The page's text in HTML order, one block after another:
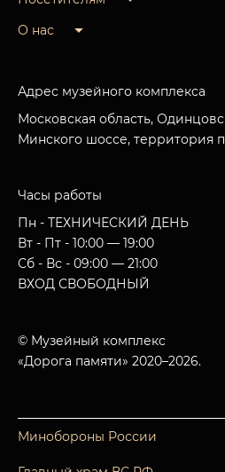
О нас
Адрес музейного комплекса
Московская область,
Минского шоссе, территория
Часы работы
Пн - ТЕХНИЧЕСКИЙ ДЕНЬ
Вт - Пт - 10:00 — 19:00
Сб - Вс - 09:00 — 21:00
ВХОД СВОБОДНЫЙ
© Музейный комплекс
«Дорога памяти» 2020–2026.
Минобороны России